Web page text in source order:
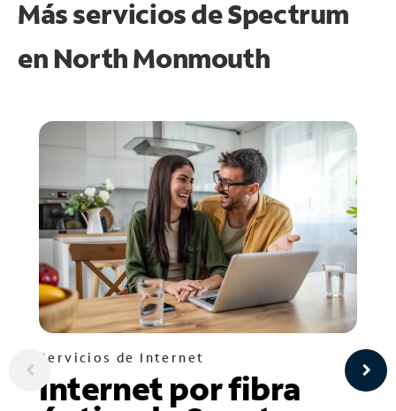
Más servicios de Spectrum
en North Monmouth
Servicios de Internet
Internet por fibra